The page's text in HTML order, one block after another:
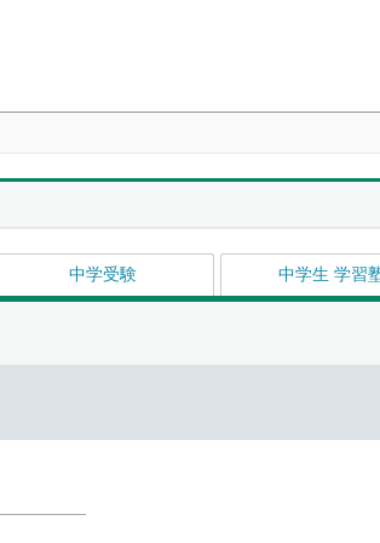
中学受験 中学生 学習